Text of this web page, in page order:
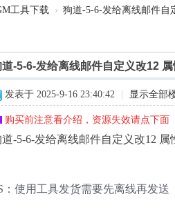
工具下载 › 狗道-5-6-发给离线邮件自
道-5-6-发给离线邮件自定义改12
发表于 2025-9-16 23:40:42 显示全部
购买前注意看介绍，资源失效请点下
-5-6-发给离线邮件自定义改12 属
：使用工具发货需要先离线再发送